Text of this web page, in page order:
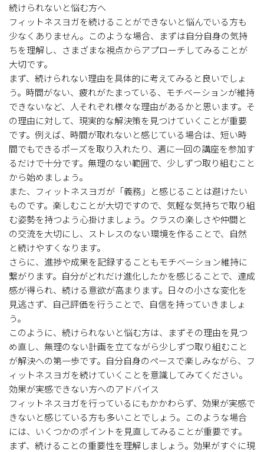
続けられないと悩む方へ
フィットネスヨガを続けることができないと悩んでいる方も
少なくありません。このような場合、まずは自分自身の気持
ちを理解し、さまざまな視点からアプローチしてみることが
大切です。
まず、続けられない理由を具体的に考えてみると良いでしょ
う。時間がない、疲れがたまっている、モチベーションが維持
できないなど、人それぞれ様々な理由があるかと思います。そ
の理由に対して、現実的な解決策を見つけていくことが重要
です。例えば、時間が取れないと感じている場合は、短い時
間でもできるポーズを取り入れたり、週に一回の講座を参加す
るだけで十分です。無理のない範囲で、少しずつ取り組むこと
から始めましょう。
また、フィットネスヨガが「義務」と感じることは避けたい
ものです。楽しむことが大切ですので、気軽な気持ちで取り組
む姿勢を持つよう心掛けましょう。クラスの楽しさや仲間と
の交流を大切にし、ストレスのない環境を作ることで、自然
と続けやすくなります。
さらに、進捗や成果を記録することもモチベーション維持に
繋がります。自分がどれだけ進化したかを感じることで、達成
感が得られ、続ける意欲が高まります。日々の小さな変化を
見逃さず、自己評価を行うことで、自信を持っていきましょ
う。
このように、続けられないと悩む方は、まずその理由を見つ
め直し、無理のない計画を立てながら少しずつ取り組むこと
が解決への第一歩です。自分自身のペースで楽しみながら、フ
ィットネスヨガを続けていくことを意識してみてください。
効果が実感できない方へのアドバイス
フィットネスヨガを行っているにもかかわらず、効果が実感で
きないと感じている方も多いことでしょう。このような場合
には、いくつかのポイントを見直してみることが重要です。
まず、続けることの重要性を理解しましょう。効果がすぐに現